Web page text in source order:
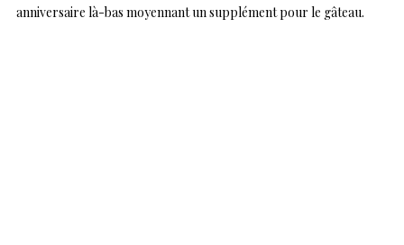
anniversaire là-bas moyennant un supplément pour le gâteau.